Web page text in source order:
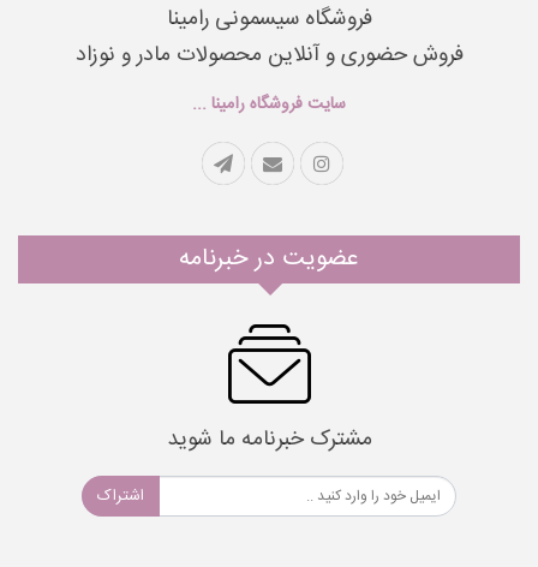
فروشگاه سیسمونی رامینا
فروش حضوری و آنلاین محصولات مادر و نوزاد
سایت فروشگاه رامینا ...
عضویت در خبرنامه
مشترک خبرنامه ما شوید
اشتراک